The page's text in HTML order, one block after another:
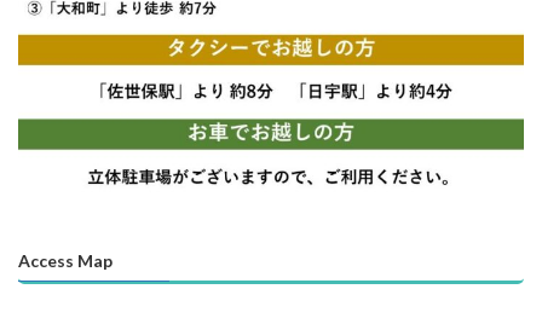
Access Map